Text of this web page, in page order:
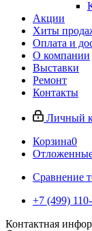
Акции
Хиты
Оплата и
О компании
Выставки
Ремонт
Контакты
Личный
Корзина0
Сравнение
+7 (499)
Контактная